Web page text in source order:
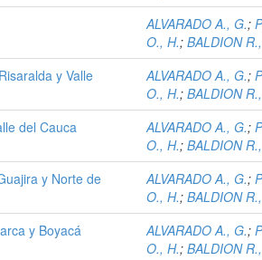
ALVARADO A., G.;
O., H.; BALDION
y Valle ALVARADO A., G.;
O., H.; BALDION
del Cauca ALVARADO A., G.;
O., H.; BALDION
y Norte de
ALVARADO A., G.;
O., H.; BALDION
y Boyacá ALVARADO A., G.;
O., H.; BALDION